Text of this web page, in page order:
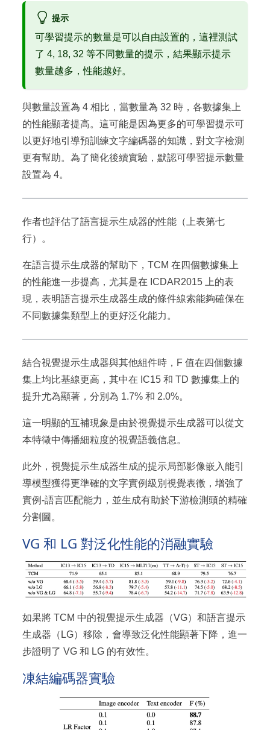
提示
可學習提示的數量是可以自由設置的，這裡測試
了 4, 18, 32 等不同數量的提示，結果顯示提示
數量越多，性能越好。
與數量設置為 4 相比，當數量為 32 時，各數據集上
的性能顯著提高。這可能是因為更多的可學習提示可
以更好地引導預訓練文字編碼器的知識，對文字檢測
更有幫助。為了簡化後續實驗，默認可學習提示數量
設置為 4。
作者也評估了語言提示生成器的性能（上表第七
行）。
在語言提示生成器的幫助下，TCM 在四個數據集上
的性能進一步提高，尤其是在 ICDAR2015 上的表
現，表明語言提示生成器生成的條件線索能夠確保在
不同數據集類型上的更好泛化能力。
結合視覺提示生成器與其他組件時，F 值在四個數據
集上均比基線更高，其中在 IC15 和 TD 數據集上的
提升尤為顯著，分別為 1.7% 和 2.0%。
這一明顯的互補現象是由於視覺提示生成器可以從文
本特徵中傳播細粒度的視覺語義信息。
此外，視覺提示生成器生成的提示局部影像嵌入能引
導模型獲得更準確的文字實例級別視覺表徵，增強了
實例-語言匹配能力，並生成有助於下游檢測頭的精確
分割圖。
VG 和 LG 對泛化性能的消融實驗
如果將 TCM 中的視覺提示生成器（VG）和語言提示
生成器（LG）移除，會導致泛化性能顯著下降，進一
步證明了 VG 和 LG 的有效性。
凍結編碼器實驗